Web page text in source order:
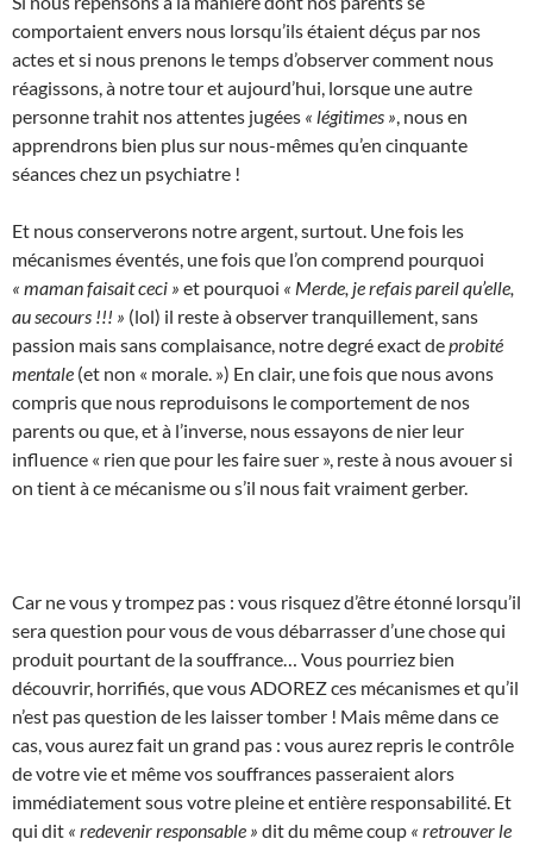
comportaient envers nous lorsqu’ils étaient déçus par nos
actes et si nous prenons le temps d’observer comment nous
réagissons, à notre tour et aujourd’hui, lorsque une autre
personne trahit nos attentes jugées « légitimes » , nous en
apprendrons bien plus sur nous-mêmes qu’en cinquante
séances chez un psychiatre !
Et nous conserverons notre argent, surtout. Une fois les
mécanismes éventés, une fois que l’on comprend pourquoi
« maman faisait ceci » et pourquoi « Merde, je refais pareil qu’elle,
au secours !!! » (lol) il reste à observer tranquillement, sans
passion mais sans complaisance, notre degré exact deprobité
mentale (et non « morale. ») En clair, une fois que nous avons
compris que nous reproduisons le comportement de nos
parents ou que, et à l’inverse, nous essayons de nier leur
influence « rien que pour les faire suer », reste à nous avouer si
on tient à ce mécanisme ou s’il nous fait vraiment gerber.
Car ne vous y trompez pas : vous risquez d’être étonné lorsqu’il
sera question pour vous de vous débarrasser d’une chose qui
produit pourtant de la souffrance… Vous pourriez bien
découvrir, horrifiés, que vous ADOREZ ces mécanismes et qu’il
n’est pas question de les laisser tomber ! Mais même dans ce
cas, vous aurez fait un grand pas : vous aurez repris le contrôle
de votre vie et même vos souffrances passeraient alors
immédiatement sous votre pleine et entière responsabilité. Et
qui dit « redevenir responsable » dit du même coup « retrouver le